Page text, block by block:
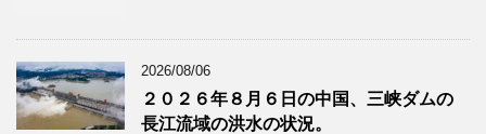
2026/08/06
２０２６年８月６日の中国、三峡ダムの
長江流域の洪水の状況。